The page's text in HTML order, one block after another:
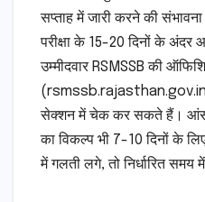
सप्ताह में जारी करने की
परीक्षा के 15-20 दिनों के अंदर
उम्मीदवार RSMSSB की
सेक्शन में चेक कर सकते हैं।
का विकल्प भी 7-10 दिनों के
में गलती लगे, तो निर्धारित समय